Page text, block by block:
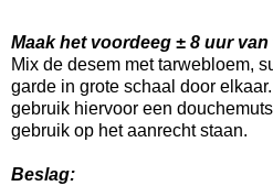
Maak het voordeeg ± 8 uur
Mix de desem met tarwebloem,
garde in grote schaal door
gebruik hiervoor een
gebruik op het aanrecht staan.
Beslag: